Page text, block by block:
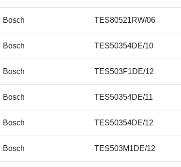
Siemens
Siemens
Siemens
Siemens
Siemens
Bosch TES80521RW/06
Bosch TES50354DE/10
Bosch TES503F1DE/12
Bosch TES50354DE/11
Bosch TES50354DE/12
Bosch TES503M1DE/12